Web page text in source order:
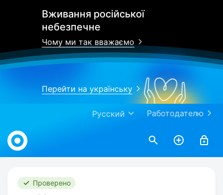
Вживання російської
небезпечне
Чому ми так вважаємо
Перейти на українську
Работодателю
Русский
Work.ua
Проверено